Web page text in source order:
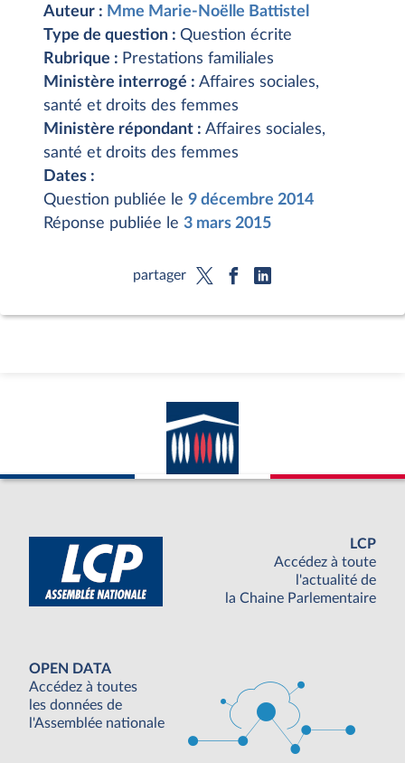
Auteur : Mme Marie-Noëlle Battistel
Type de question : Question écrite
Rubrique : Prestations familiales
Ministère interrogé : Affaires sociales,
santé et droits des femmes
Ministère répondant : Affaires sociales,
santé et droits des femmes
Dates :
Question publiée le 9 décembre 2014
Réponse publiée le 3 mars 2015
partager
LCP
Accédez à toute
l'actualité de
la Chaine Parlementaire
OPEN DATA
Accédez à toutes
les données de
l'Assemblée nationale